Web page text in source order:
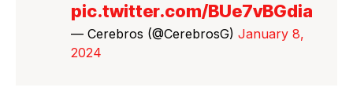
pic.twitter.com/BUe7vBGdia
— Cerebros (@CerebrosG) January 8,
2024